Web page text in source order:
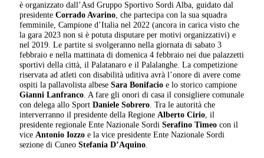
è organizzato dall’Asd Gruppo Sportivo Sordi Alba, guidato dal
presidenteCorrado Avarino , che partecipa con la sua squadra
femminile, Campione d’Italia nel 2022 (ancora in carica visto che
la gara 2023 non si è potuta disputare per motivi organizzativi) e
nel 2019. Le partite si svolgeranno nella giornata di sabato 3
febbraio e nella mattinata di domenica 4 febbraio nei due palazzetti
sportivi della città, il Palatanaro e il Palalanghe. La competizione
riservata ad atleti con disabilità uditiva avrà l’onore di avere come
ospiti la pallavolista albeseSara Bonifacio e lo storico campione
Gianni Lanfranco . A fare gli onori di casa il consigliere comunale
con delega allo SportDaniele Sobrero . Tra le autorità che
interverranno il presidente della Regione Alberto Cirio , il
presidente regionale Ente Nazionale SordiSerafino Timeo con il
vice Antonio Iozzo e la vice presidente Ente Nazionale Sordi
sezione di CuneoStefania D’Aquino